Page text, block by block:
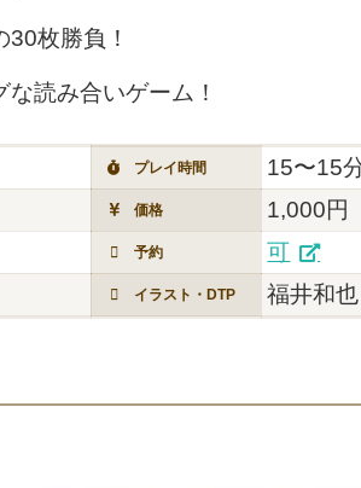
枚勝負！
読み合いゲーム！
プレイ時間 15〜15
価格 1,000円
予約 可
イラスト・DTP 福井和也